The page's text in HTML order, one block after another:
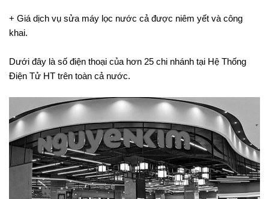
+ Giá dịch vụ sửa máy lọc nước cả được niêm yết và công
khai.
Dưới đây là số điện thoại của hơn 25 chi nhánh tại Hệ Thống
Điện Tử HT trên toàn cả nước.